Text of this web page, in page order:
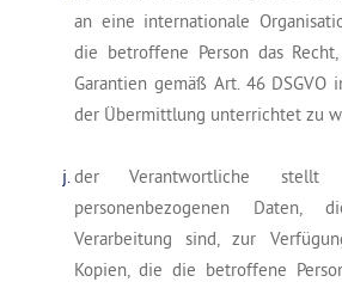
an eine internationale
die betroffene Person das
Garantien gemäß Art. 46 DSGVO
der Übermittlung unterrichtet zu
der Verantwortliche
personenbezogenen Daten,
Verarbeitung sind, zur
Kopien, die die betroffene